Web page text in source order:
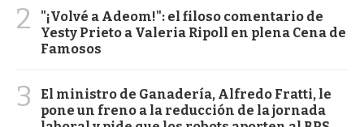
2
"¡Volvé a Adeom!": el filoso comentario de
Yesty Prieto a Valeria Ripoll en plena Cena de
Famosos
3
El ministro de Ganadería, Alfredo Fratti, le
pone un freno a la reducción de la jornada